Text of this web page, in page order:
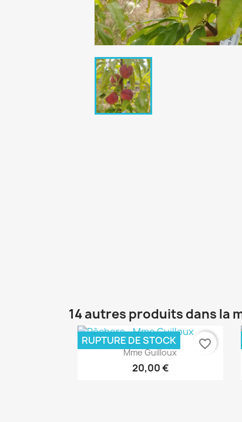
14 autres produits dans la
Aperçu rapide
Mme Guilloux
20,00 €
RUPTURE DE STOCK favorite_border